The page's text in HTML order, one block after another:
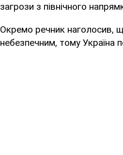
загрози з північного
Окремо речник наголосив,
небезпечним, тому Україна